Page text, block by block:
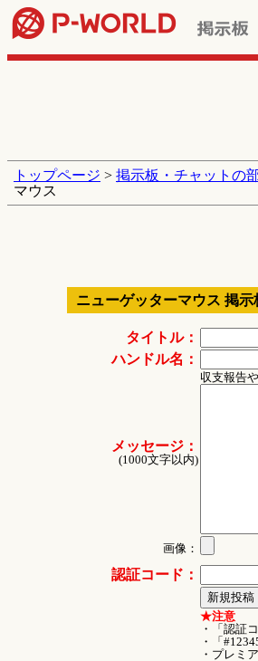
トップページ > 掲示板・チャットの
マウス
ニューゲッターマウス 掲示
タイトル：
ハンドル名：
メッセージ：
(1000文字以内)
収支報告
画像：
認証コード：
★注意
・「認証
・「
・プレミ